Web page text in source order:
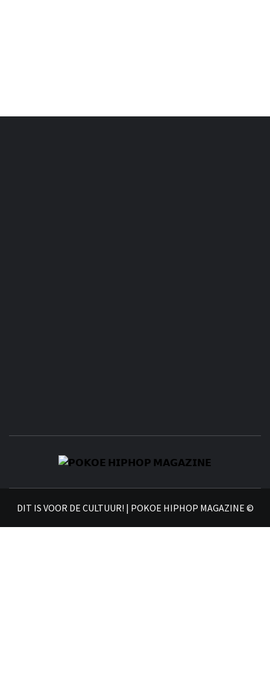
DIT IS VOOR DE CULTUUR! | POKOE HIPHOP MAGAZINE ©